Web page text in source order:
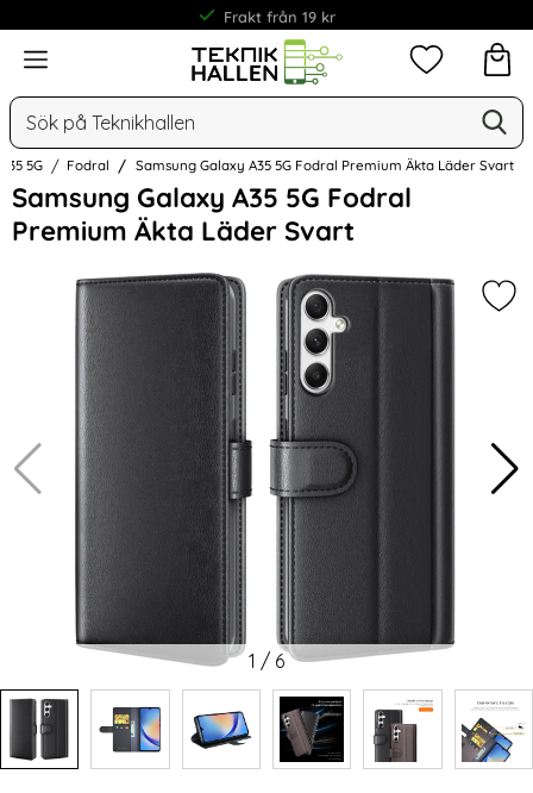
Frakt från 19 kr
Meny
Sök
Mina
5G Fodral Samsung Galaxy A35 5G Fodral Premium Äkta Läder Svart
Samsung Galaxy A35 5G Fodral
Premium Äkta Läder Svart
Hoppa
över
Bilder
1 / 6